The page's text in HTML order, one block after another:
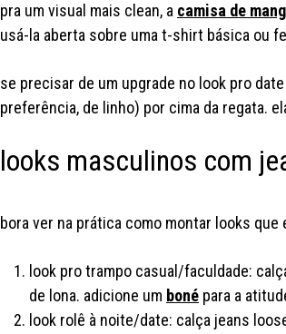
pra um visual mais clean, a camisa de
usá-la aberta sobre uma t-shirt básica ou
se precisar de um upgrade no look pro
preferência, de linho) por cima da regata.
looks masculinos com
bora ver na prática como montar looks
look pro trampo casual/faculdade:
de lona. adicione um bonépara a
look rolê à noite/date: calça jeans